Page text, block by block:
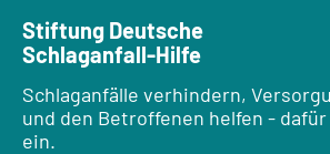
Stiftung Deutsche
Schlaganfall-Hilfe
Schlaganfälle verhindern,
und den Betroffenen helfen -
ein.